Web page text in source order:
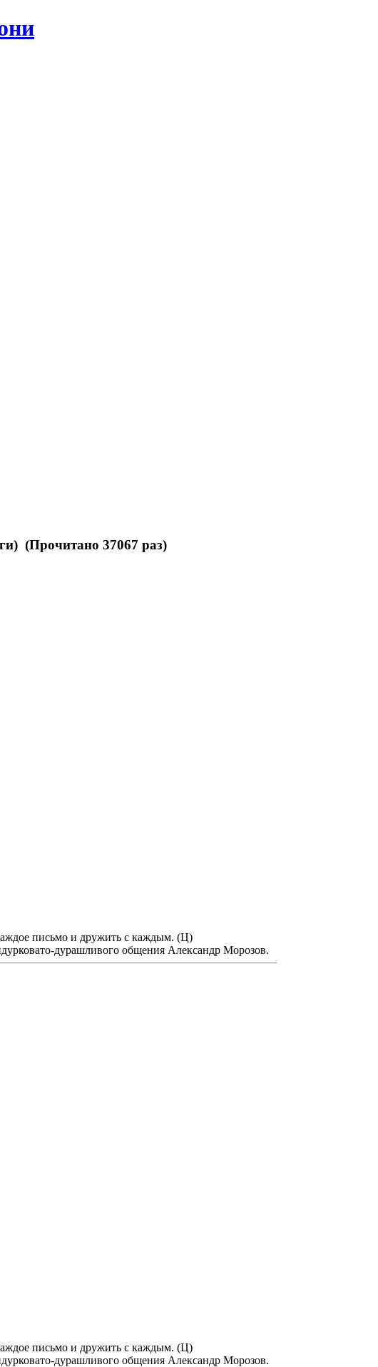
(Прочитано 37067 раз)
письмо и дружить с каждым. (Ц)
дурашливого общения Александр Морозов.
письмо и дружить с каждым. (Ц)
дурашливого общения Александр Морозов.